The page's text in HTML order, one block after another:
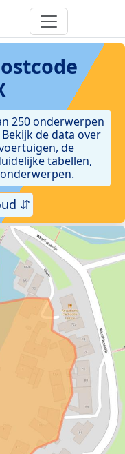
250 onderwerpen
de data over
de
tabellen,
⇵